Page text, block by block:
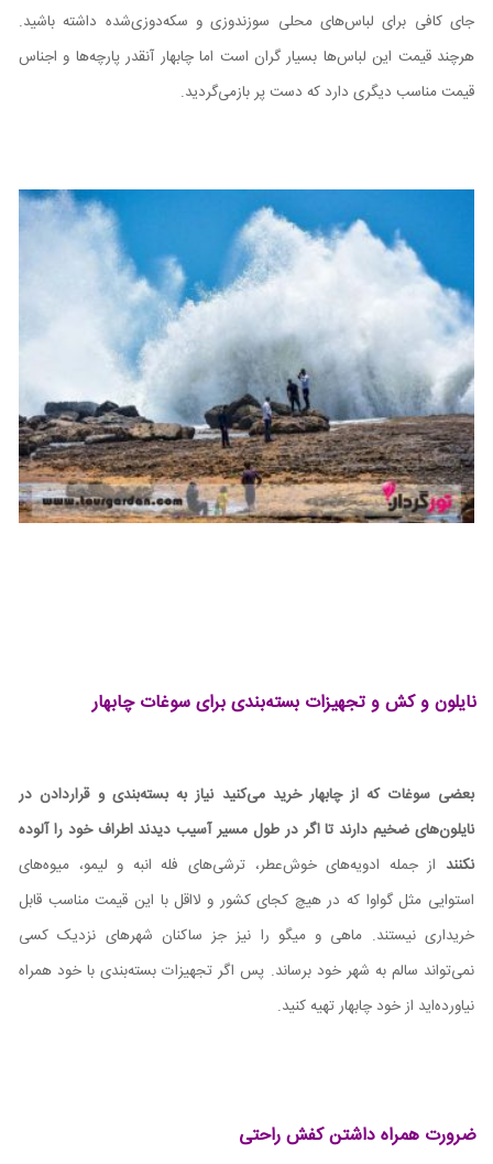
جای کافی برای لباس‌های محلی سوزندوزی و سکه‌دوزی‌شده داشته باشید.
هرچند قیمت این لباس‌ها بسیار گران است اما چابهار آنقدر پارچه‌ها و اجناس
قیمت مناسب دیگری دارد که دست پر بازمی‌گردید.
نایلون و کش و تجهیزات بسته‌بندی برای سوغات‌ چابهار
بعضی سوغات‌ که از چابهار خرید می‌کنید نیاز به بسته‌بندی و قراردادن در
نایلون‌های ضخیم دارند تا اگر در طول مسیر آسیب دیدند اطراف خود را آلوده
نکنند از جمله ادویه‌های خوش‌عطر، ترشی‌های فله انبه و لیمو، میوه‌های
استوایی مثل گواوا که در هیچ کجای کشور و لااقل با این قیمت مناسب قابل
خریداری نیستند. ماهی و میگو را نیز جز ساکنان شهرهای نزدیک کسی
نمی‌تواند سالم به شهر خود برساند. پس اگر تجهیزات بسته‌بندی با خود همراه
نیاورده‌اید از خود چابهار تهیه کنید.
ضرورت همراه داشتن کفش راحتی